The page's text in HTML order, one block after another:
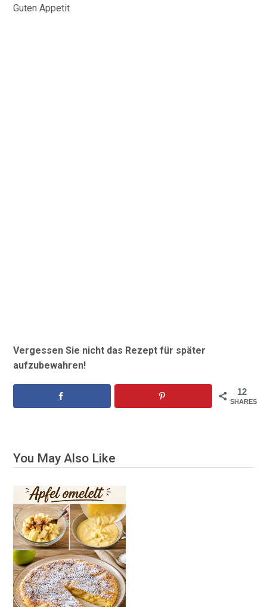
Guten Appetit
Vergessen Sie nicht das Rezept für später
aufzubewahren!
12
SHARES
You May Also Like